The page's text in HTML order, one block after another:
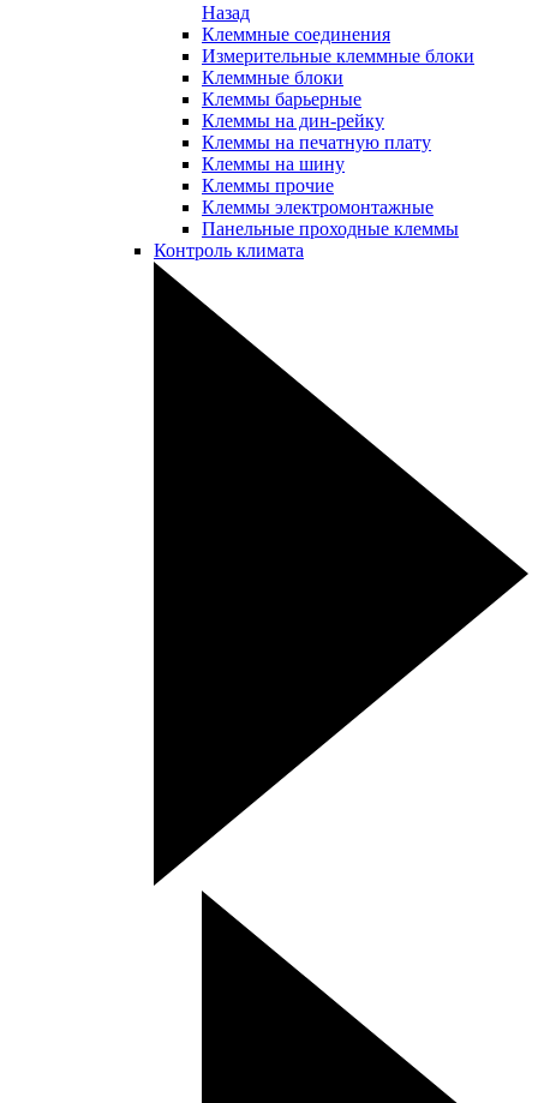
Назад
Клеммные соединения
Измерительные клеммные блоки
Клеммные блоки
Клеммы барьерные
Клеммы на дин-рейку
Клеммы на печатную плату
Клеммы на шину
Клеммы прочие
Клеммы электромонтажные
Панельные проходные клеммы
Контроль климата